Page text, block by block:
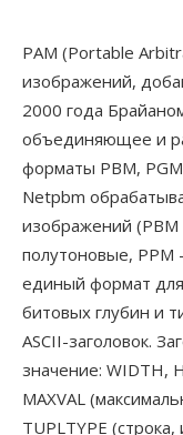
PAM (Portable
изображений,
2000 года
объединяющее и
форматы PBM,
Netpbm
изображений
полутоновые, PPM
единый формат
битовых глубин и
ASCII-заголовок.
значение: WIDTH,
MAXVAL
TUPLTYPE